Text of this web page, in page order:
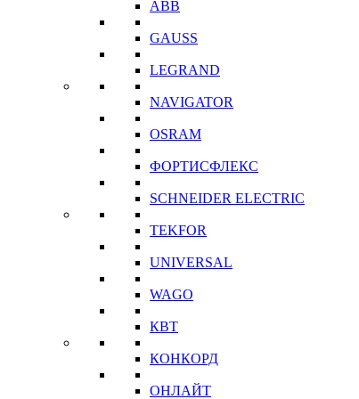
ABB
GAUSS
LEGRAND
NAVIGATOR
OSRAM
ФОРТИСФЛЕКС
SCHNEIDER ELECTRIC
TEKFOR
UNIVERSAL
WAGO
КВТ
КОНКОРД
ОНЛАЙТ